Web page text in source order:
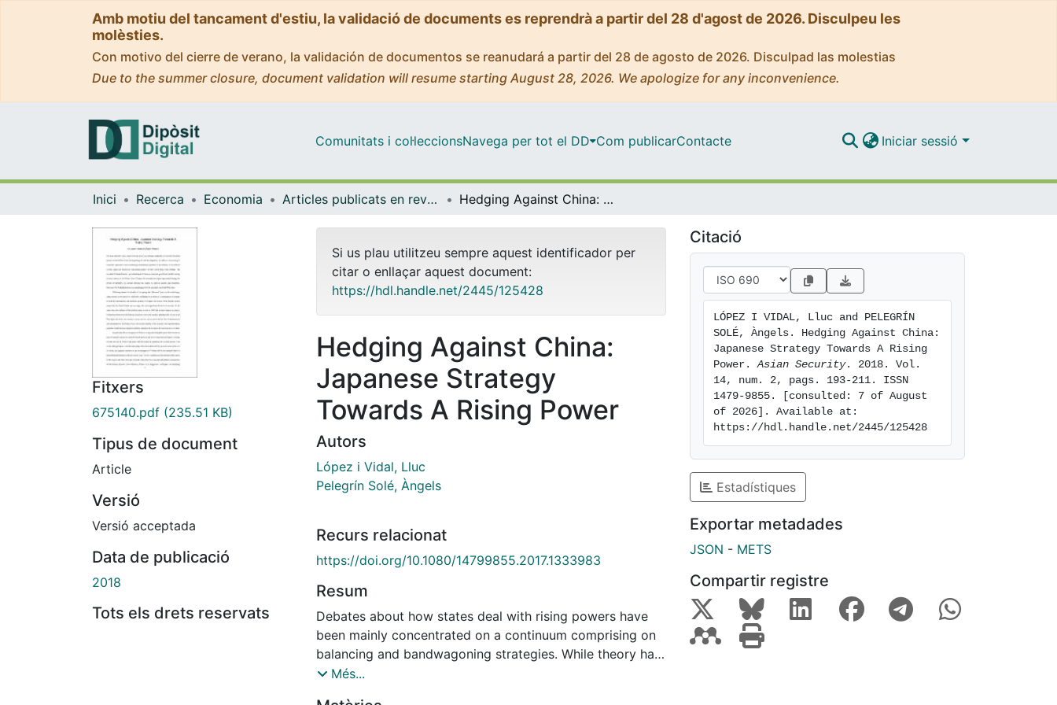
Amb motiu del tancament d'estiu, la validació de documents es reprendrà a partir del 28 d'agost de 2026. Disculpeu les
molèsties.
Con motivo del cierre de verano, la validación de documentos se reanudará a partir del 28 de agosto de 2026. Disculpad las molestias
Due to the summer closure, document validation will resume starting August 28, 2026. We apologize for any inconvenience.
Comunitats i col·leccionsNavega per tot el DD Com publicarContacte Iniciar sessió
Inici Recerca Economia Articles publicats en revistes (Economia) Hedging Against China: Japanese Strategy Towards A Rising Power
Fitxers
675140.pdf (235.51 KB)
Tipus de document
Article
Versió
Versió acceptada
Data de publicació
2018
Tots els drets reservats
Si us plau utilitzeu sempre aquest identificador per
citar o enllaçar aquest document:
https://hdl.handle.net/2445/125428
Hedging Against China:
Japanese Strategy
Towards A Rising Power
Autors
López i Vidal, Lluc
Pelegrín Solé, Àngels
Recurs relacionat
https://doi.org/10.1080/14799855.2017.1333983
Resum
Debates about how states deal with rising powers have
been mainly concentrated on a continuum comprising on
balancing and bandwagoning strategies. While theory has
principally offered realist and liberal explanations,
Més...
Citació
LÓPEZ I VIDAL, Lluc and PELEGRÍN
SOLÉ, Àngels. Hedging Against China:
Japanese Strategy Towards A Rising
Power. Asian Security. 2018. Vol.
14, num. 2, pags. 193-211. ISSN
1479-9855. [consulted: 7 of August
of 2026]. Available at:
https://hdl.handle.net/2445/125428
Estadístiques
Exportar metadades
JSON - METS
Compartir registre